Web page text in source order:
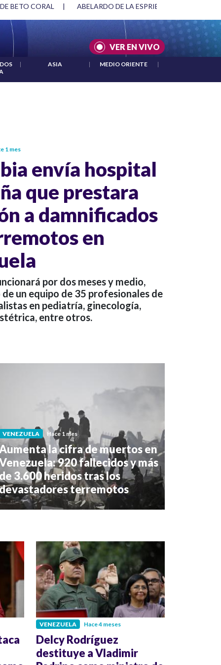
BETO CORAL | ABELARDO DE LA ESPRIELLA Y DMG
VER EN VIVO
| ASIA | MEDIO ORIENTE
|
1 mes
envía hospital
que prestara
a damnificados
en
por dos meses y medio,
un equipo de 35 profesionales de
en pediatría, ginecología,
entre otros.
VENEZUELA Hace 1 mes
la cifra de muertos en
920 fallecidos y más
de 3.600 heridos tras los
terremotos
VENEZUELA Hace 4 meses
Delcy Rodríguez
destituye a Vladimir